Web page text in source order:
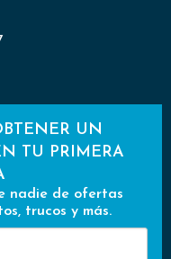
UN
TU PRIMERA
nadie de ofertas
trucos y más.